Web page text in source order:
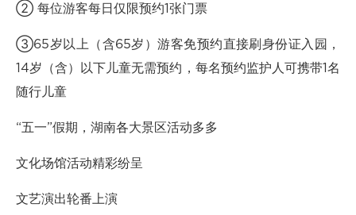
② 每位游客每日仅限预约1张门票
③65岁以上（含65岁）游客免预约直接刷身份证入园，
14岁（含）以下儿童无需预约，每名预约监护人可携带1名
随行儿童
“五一”假期，湖南各大景区活动多多
文化场馆活动精彩纷呈
文艺演出轮番上演